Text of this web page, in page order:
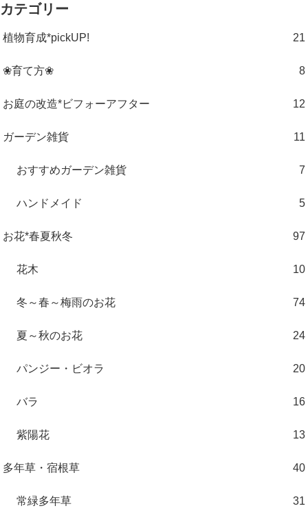
カテゴリー
植物育成*pickUP! 21
❀育て方❀ 8
お庭の改造*ビフォーアフター 12
ガーデン雑貨 11
おすすめガーデン雑貨 7
ハンドメイド 5
お花*春夏秋冬 97
花木 10
冬～春～梅雨のお花 74
夏～秋のお花 24
パンジー・ビオラ 20
バラ 16
紫陽花 13
多年草・宿根草 40
常緑多年草 31